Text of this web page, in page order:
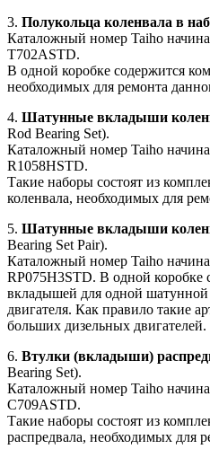
3. Полукольца коленвала в
Каталожный номер Taiho
T702ASTD.
В одной коробке содержится
необходимых для ремонта
4. Шатунные вкладыши
Rod Bearing Set).
Каталожный номер Taiho
R1058HSTD.
Такие наборы состоят из
коленвала, необходимых для
5. Шатунные вкладыши
Bearing Set Pair).
Каталожный номер Taiho
RP075H3STD. В одной коробке
вкладышей для одной
двигателя. Как правило такие
больших дизельных двигателей.
6. Втулки (вкладыши)
Bearing Set).
Каталожный номер Taiho
C709ASTD.
Такие наборы состоят из
распредвала, необходимых для